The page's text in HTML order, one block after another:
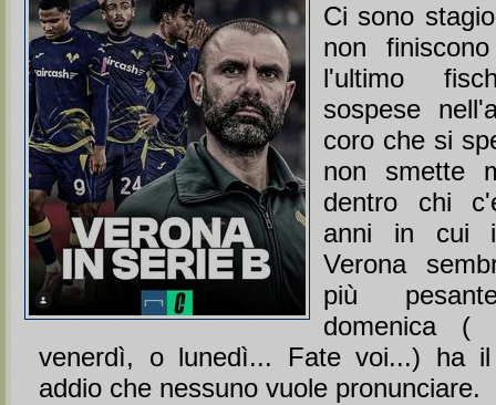
Ci sono
non
l'ultimo
sospese
coro che si
non smette
dentro chi
anni in cui
Verona
più
domenica
venerdì, o lunedì... Fate voi...) ha
addio che nessuno vuole pronunciare.